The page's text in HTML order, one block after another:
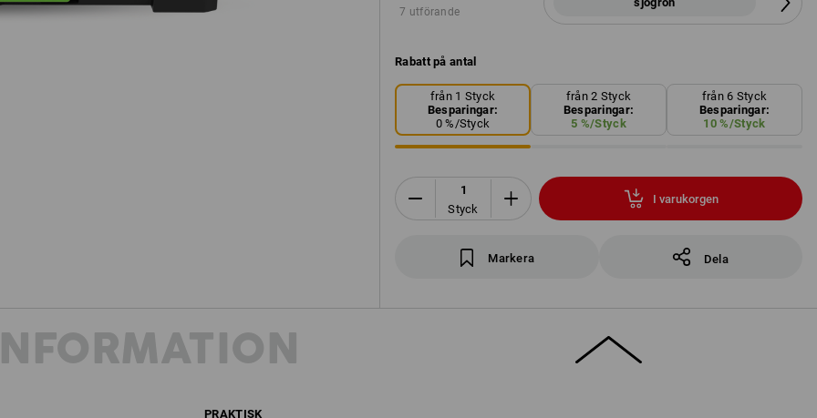
7 utförande
Rabatt på antal
från 1 Styck
Besparingar:
0%/Styck
från 2 Styck
Besparingar:
5 %/Styck
från 6 Styck
Besparingar:
10 %/Styck
Styck
I varukorgen
Markera Dela
PRAKTISK